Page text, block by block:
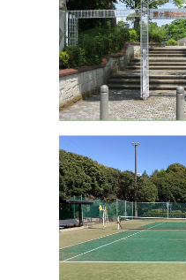
マンホールカード配
2022年1月22日
施設への電話は、か
ご注意ください。